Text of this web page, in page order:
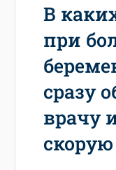
В
при
сразу
врачу